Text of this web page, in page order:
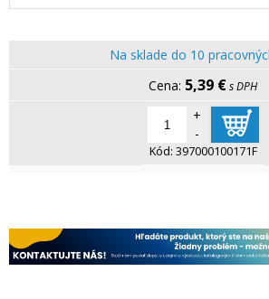
Na sklade do 10
5,39 €s DPH
+
-
Kód: 397000100171F